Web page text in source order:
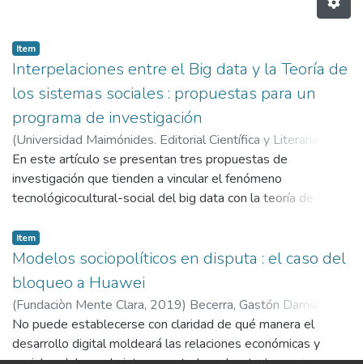
Item
Interpelaciones entre el Big data y la Teoría de
los sistemas sociales : propuestas para un
programa de investigación
(Universidad Maimónides. Editorial Científica y Literaria,
2018)Becerra, Gastón Damián
En este artículo se presentan tres propuestas de
investigación que tienden a vincular el fenómeno
tecnológicocultural-social del big data con la teoría de los
programático. Específicamente, proponemos: (1) explorar la
tematización del big data y su relación con la sociedad y la
ciencia por parte de distintos sistemas sociales; (2)
desarrollar e integrar herramientas y técnicas analíticas de
big data en un diseño metodológico empírico coherente con
los postulados de la teoría; y (3) llevar adelante un análisis
epistemológico de los reclamos cognitivos en la retórica del
Item
Modelos sociopolíticos en disputa : el caso del
bloqueo a Huawei
(Fundaciòn Mente Clara, 2019) Becerra, Gastón Damián
López Alurralde, Juan Pablo
No puede establecerse con claridad de qué manera el
desarrollo digital moldeará las relaciones económicas y